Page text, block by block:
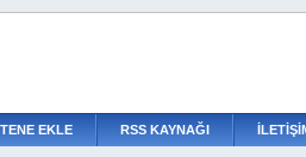
EKLE RSS KAYNAĞI